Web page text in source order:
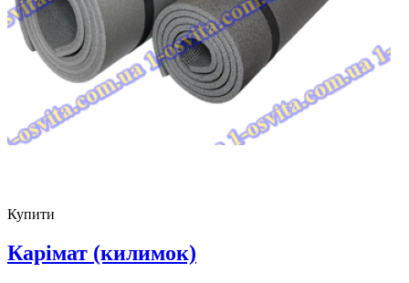
Купити
Карімат (килимок)